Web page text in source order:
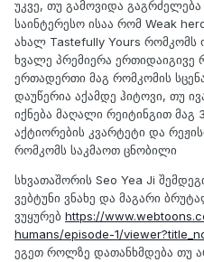
უკვე, თუ გამოვიდა
საინტერესო ისაა რომ Weak
ახალ Tastefully Yours რომკომს
ხვალე პრემიერა ერთიდაიგივე
ერთადერთი მაგ რომკომის
დაუწერია აქამდე ჰიტოვი, თუ
იქნება მაღალი რეიტინგით მაგ
აქტიორების კვარტეტი და
რომკომს საკმაოთ ცნობილი
სხვათაშორის Seo Yea Ji
ვებტუნი ვნახე და მაგარი
ვუყურებ https://
humans/episode-1/
ეგეთ როლზე დათანხმდება თუ